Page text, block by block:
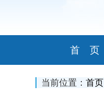
首 页
当前位置： 首页